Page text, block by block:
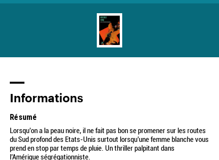
Informations
Résumé
Lorsqu’on a la peau noire, il ne fait pas bon se promener sur les routes
du Sud profond des Etats-Unis surtout lorsqu’une femme blanche vous
prend en stop par temps de pluie. Un thriller palpitant dans
l’Amérique ségrégationniste.